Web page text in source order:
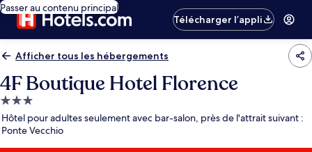
Passer au contenu principal
Télécharger l’appli
Afficher tous les hébergements
4F Boutique Hotel Florence
Hébergement
3.0 étoiles
Hôtel pour adultes seulement avec bar-salon, près de l'attrait suivant :
Ponte Vecchio